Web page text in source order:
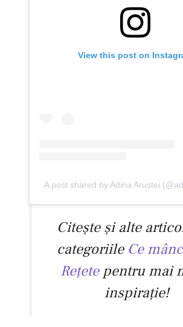
View this post on
A post shared by Adina Aruștei
Citește și alte
categoriile Ce
Rețete pentru mai
inspirație!